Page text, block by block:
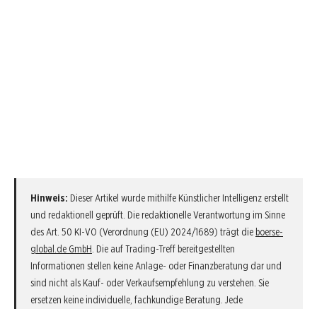
Hinweis: Dieser Artikel wurde mithilfe Künstlicher Intelligenz erstellt
und redaktionell geprüft. Die redaktionelle Verantwortung im Sinne
des Art. 50 KI-VO (Verordnung (EU) 2024/1689) trägt die boerse-
global.de GmbH . Die auf Trading-Treff bereitgestellten
Informationen stellen keine Anlage- oder Finanzberatung dar und
sind nicht als Kauf- oder Verkaufsempfehlung zu verstehen. Sie
ersetzen keine individuelle, fachkundige Beratung. Jede